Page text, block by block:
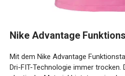
dank Dri-FIT-Technologie immer
atmungsaktive, elastische Material